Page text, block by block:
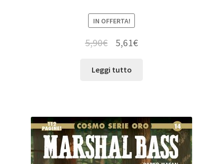
IN OFFERTA!
5,90€ 5,61€
Leggi tutto